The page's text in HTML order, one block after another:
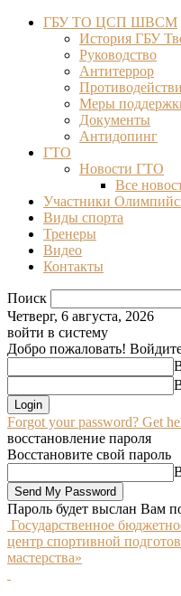
ГБУ ТО ЦСП ШВСМ
История ГБУ
Руководство
Антитеррор
Меры
Документы
Антидопинг
ГТО
Новости ГТО
Все
Участники
Виды спорта
Тренеры
Видео
Контакты
Поиск
Четверг, 6 августа, 2026
войти в систему
Добро пожаловать!
Forgot your password? Get
восстановление пароля
Восстановите свой пароль
Пароль будет выслан Вам
Государственное
центр спортивной
мастерства»